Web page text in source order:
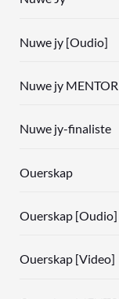
Nuwe jy [Oudio]
Nuwe jy MENTOR
Nuwe jy-finaliste
Ouerskap
Ouerskap [Oudio]
Ouerskap [Video]